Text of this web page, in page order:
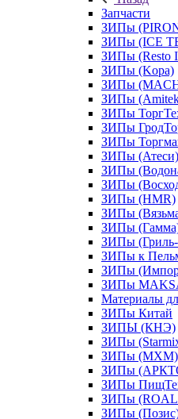
Запчасти
ЗИПы
ЗИПы (ICE
ЗИПы (Resto
ЗИПы (Kopa)
ЗИПы
ЗИПы
ЗИПы
ЗИПы
ЗИПы
ЗИПы (Атеси)
ЗИПы
ЗИПы
ЗИПы (HMR)
ЗИПы
ЗИПы
ЗИПы
ЗИПы к
ЗИПы
ЗИПы
Материалы
ЗИПы Китай
ЗИПЫ (КНЭ)
ЗИПы
ЗИПы (МХМ)
ЗИПы
ЗИПы
ЗИПы
ЗИПы